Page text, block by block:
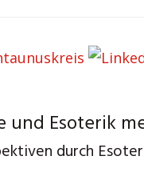
und Esoterik
durch